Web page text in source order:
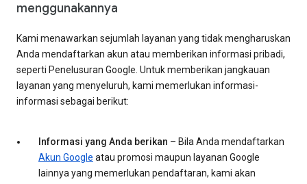
menggunakannya
Kami menawarkan sejumlah layanan yang tidak mengharuskan
Anda mendaftarkan akun atau memberikan informasi pribadi,
seperti Penelusuran Google. Untuk memberikan jangkauan
layanan yang menyeluruh, kami memerlukan informasi-
informasi sebagai berikut:
Informasi yang Anda berikan – Bila Anda mendaftarkan
Akun Google atau promosi maupun layanan Google
lainnya yang memerlukan pendaftaran, kami akan